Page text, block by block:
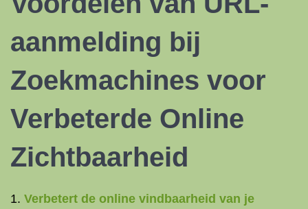
aanmelding bij
Zoekmachines voor
Verbeterde Online
Zichtbaarheid
Verbetert de online vindbaarheid van je